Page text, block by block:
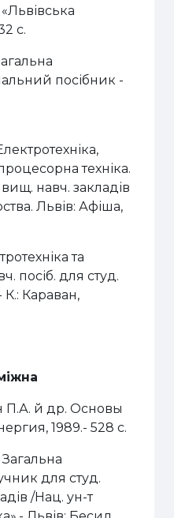
с.
посібник -
техніка.
навч. закладів
Львів: Афіша,
та
посіб. для студ.
К.: Караван,
П.А. й др. Основы
1989.- 528 с.
для студ.
/Нац. ун-т